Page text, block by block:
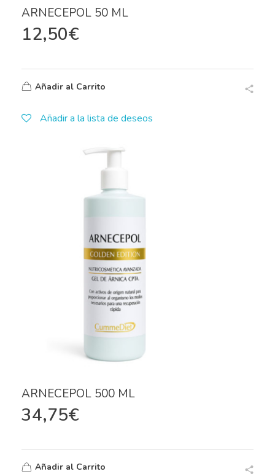
ARNECEPOL 50 ML
12,50€
Añadir al Carrito
Añadir a la lista de deseos
ARNECEPOL 500 ML
34,75€
Añadir al Carrito